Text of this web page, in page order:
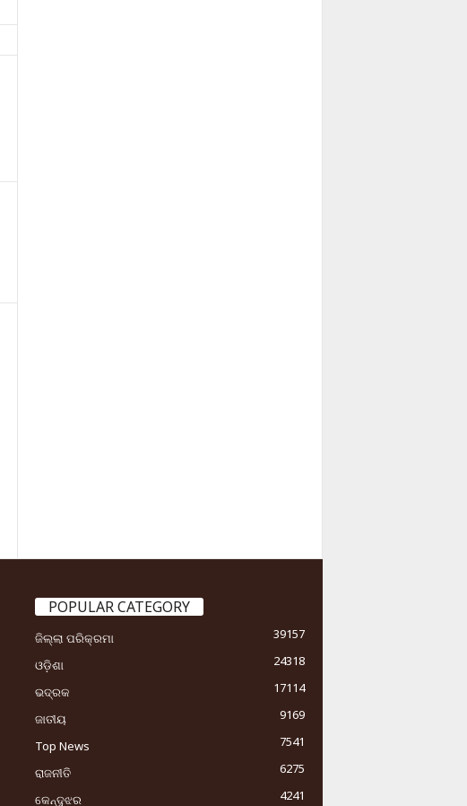
POPULAR CATEGORY
ଜିଲ୍ଲା ପରିକ୍ରମା
39157
ଓଡ଼ିଶା
24318
ଭଦ୍ରକ
17114
ଜାତୀୟ
9169
Top News
7541
ରାଜନୀତି
6275
କେନ୍ଦୁଝର
4241